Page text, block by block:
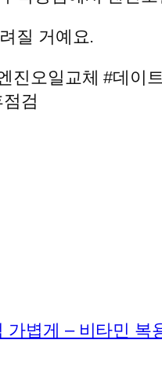
질 거예요.
진오일교체 #데이
검
가볍게 – 비타민 복